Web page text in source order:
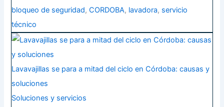
bloqueo de seguridad,CORDOBA, lavadora, servicio
técnico
Lavavajillas se para a mitad del ciclo en Córdoba: causas y
soluciones
Soluciones y servicios